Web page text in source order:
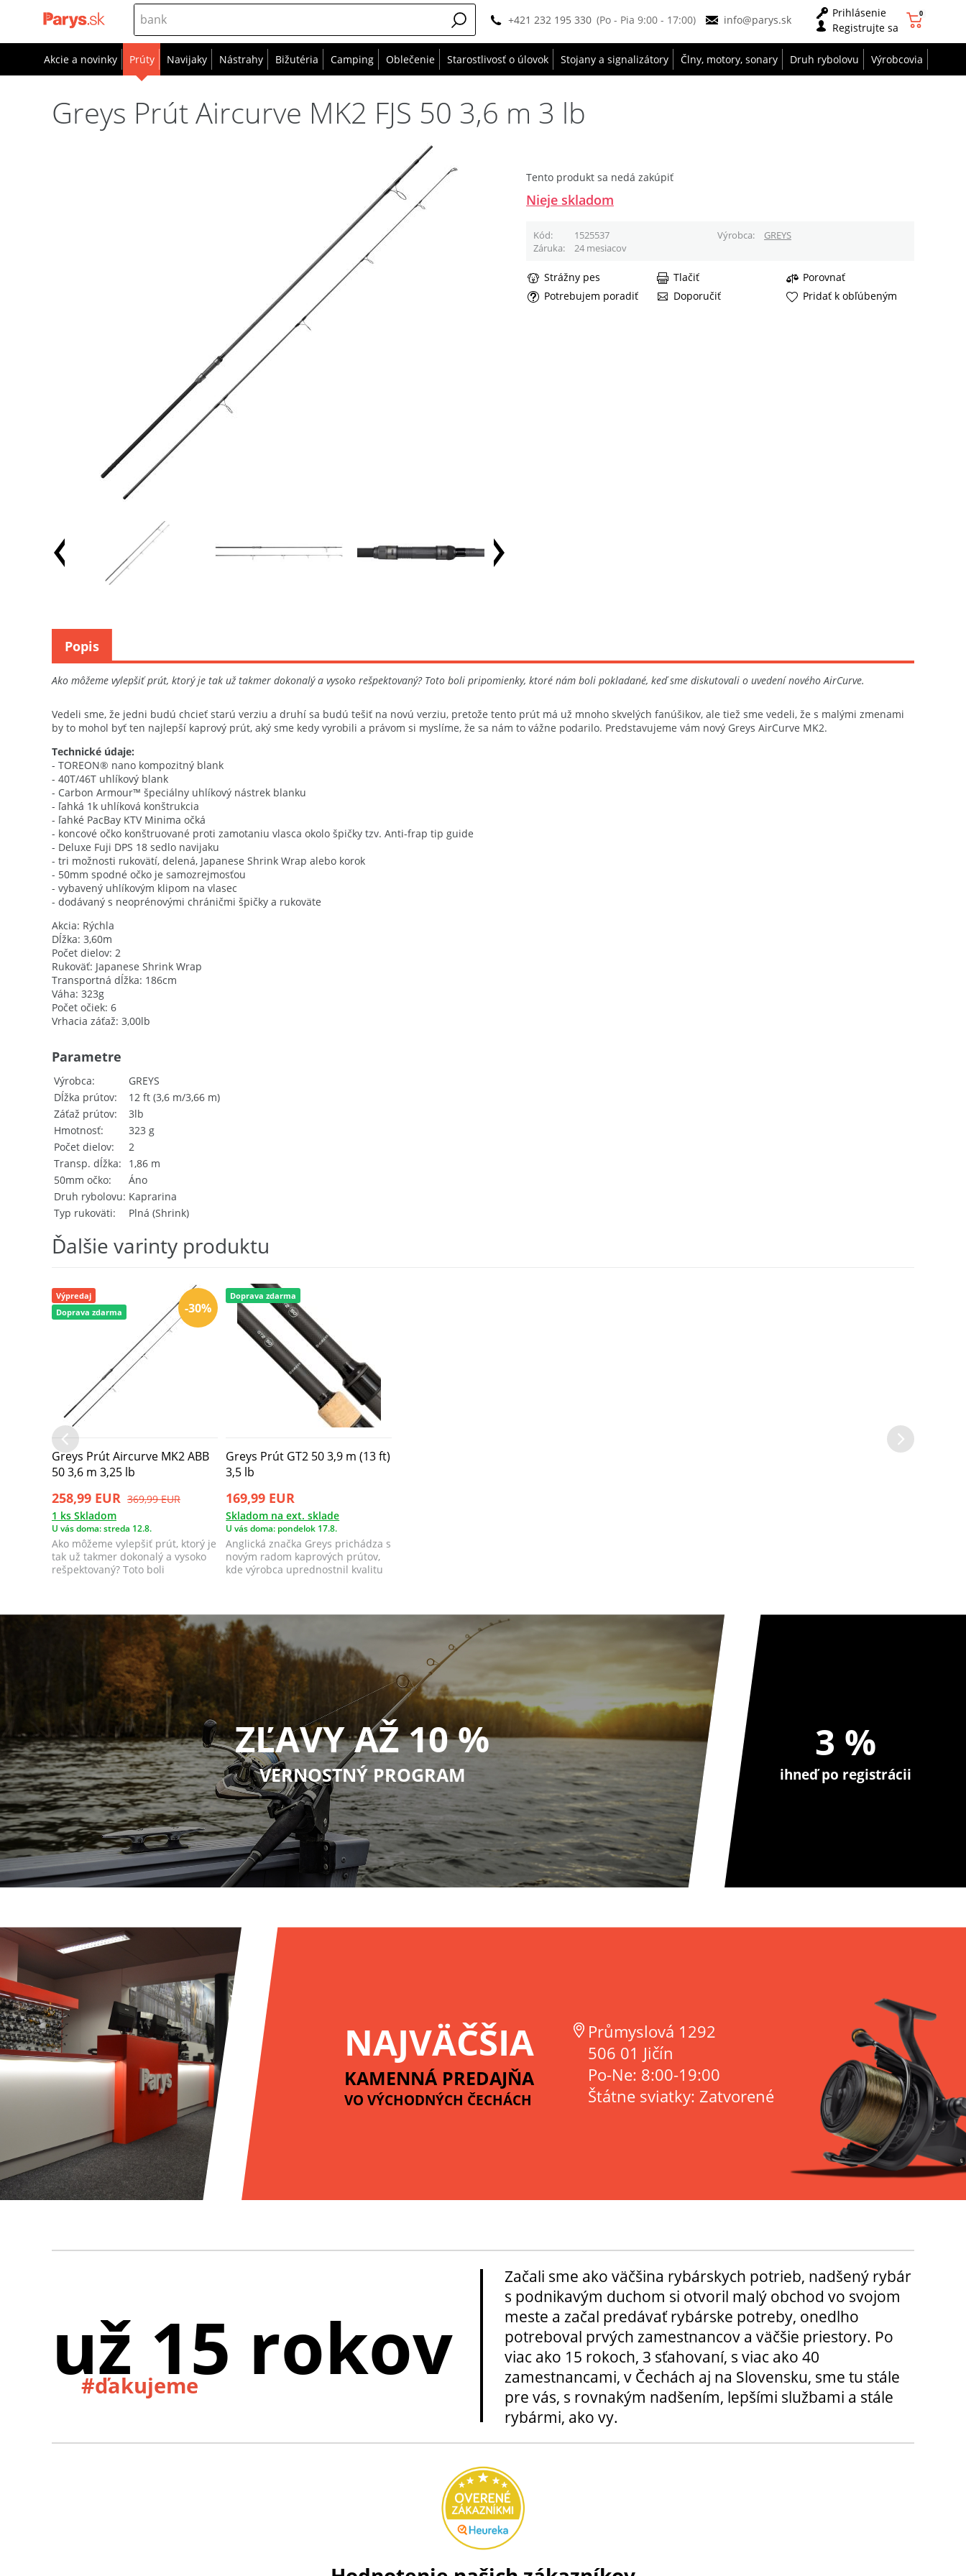
+421 232 195 330 (Po - Pia 9:00 - 17:00) info@parys.sk
Prihlásenie
Registrujte sa
0
Akcie a novinky Prúty Navijaky Nástrahy Bižutéria Camping Oblečenie Starostlivosť o úlovok Stojany a signalizátory Člny, motory, sonary Druh rybolovu Výrobcovia
Greys Prút Aircurve MK2 FJS 50 3,6 m 3 lb
Tento produkt sa nedá zakúpiť
Nieje skladom
Kód 1525537 Výrobca
GREYS
Záruka
24 mesiacov
Strážny pes
Porovnať
Potrebujem poradiť
Doporučiť
Tlačiť
Pridať k obľúbeným
Ako môžeme vylepšiť prút, ktorý je tak už takmer dokonalý a vysoko rešpektovaný? Toto boli pripomienky, ktoré nám boli pokladané, keď sme diskutovali o uvedení nového AirCurve.
Vedeli sme, že jedni budú chcieť starú verziu a druhí sa budú tešiť na novú verziu, pretože tento prút má už mnoho skvelých fanúšikov, ale tiež sme vedeli, že s malými zmenami
by to mohol byť ten najlepší kaprový prút, aký sme kedy vyrobili a právom si myslíme, že sa nám to vážne podarilo. Predstavujeme vám nový Greys AirCurve MK2.
Technické údaje:
- TOREON® nano kompozitný blank
- 40T/46T uhlíkový blank
- Carbon Armour™ špeciálny uhlíkový nástrek blanku
- ľahká 1k uhlíková konštrukcia
- ľahké PacBay KTV Minima očká
- koncové očko konštruované proti zamotaniu vlasca okolo špičky tzv. Anti-frap tip guide
- Deluxe Fuji DPS 18 sedlo navijaku
- tri možnosti rukovätí, delená, Japanese Shrink Wrap alebo korok
- 50mm spodné očko je samozrejmosťou
- vybavený uhlíkovým klipom na vlasec
- dodávaný s neoprénovými chráničmi špičky a rukoväte
Akcia: Rýchla
Dĺžka: 3,60m
Počet dielov: 2
Rukoväť: Japanese Shrink Wrap
Transportná dĺžka: 186cm
Váha: 323g
Počet očiek: 6
Vrhacia záťaž: 3,00lb
Výrobca
GREYS
Dĺžka prútov
12 ft (3,6 m/3,66 m)
Záťaž prútov
3lb
Hmotnosť
323 g
Počet dielov
2
Transp. dĺžka
1,86 m
50mm očko
Áno
Druh rybolovu Kaprarina
Typ rukoväti
Plná (Shrink)
Parametre
Popis
Ďalšie varinty produktu
-30%
Výpredaj
Doprava zdarma
Greys Prút Aircurve MK2 ABB
50 3,6 m 3,25 lb
258,99 EUR 369,99 EUR
1 ks Skladom
U vás doma: streda 12.8.
Ako môžeme vylepšiť prút, ktorý je
tak už takmer dokonalý a vysoko
rešpektovaný? Toto boli
Doprava zdarma
Greys Prút GT2 50 3,9 m (13 ft)
3,5 lb
169,99 EUR
Skladom na ext. sklade
U vás doma: pondelok 17.8.
Anglická značka Greys prichádza s
novým radom kaprových prútov,
kde výrobca uprednostnil kvalitu
ZĽAVY AŽ 10 %
VERNOSTNÝ PROGRAM
3 %
ihneď po registrácii
NAJVÄČŠIA
KAMENNÁ PREDAJŇA
VO VÝCHODNÝCH ČECHÁCH
Průmyslová 1292
506 01 Jičín
Po-Ne: 8:00-19:00
Štátne sviatky: Zatvorené
už 15 rokov
#ďakujeme
Začali sme ako väčšina rybárskych potrieb, nadšený rybár
s podnikavým duchom si otvoril malý obchod vo svojom
meste a začal predávať rybárske potreby, onedlho
potreboval prvých zamestnancov a väčšie priestory. Po
viac ako 15 rokoch, 3 sťahovaní, s viac ako 40
zamestnancami, v Čechách aj na Slovensku, sme tu stále
pre vás, s rovnakým nadšením, lepšími službami a stále
rybármi, ako vy.